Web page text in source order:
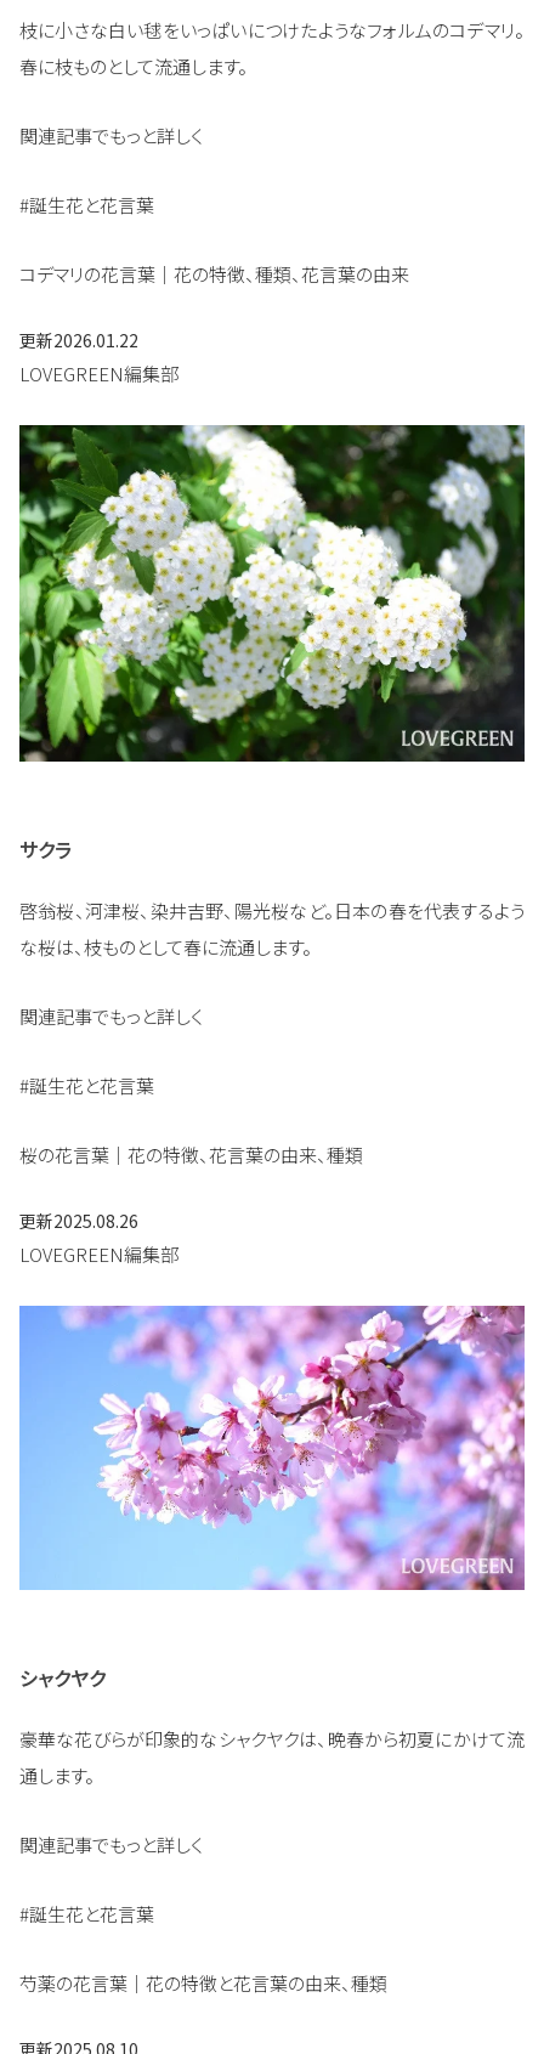
枝に小さな白い毬をいっぱいにつけたようなフォルムのコデマリ。
春に枝ものとして流通します。
関連記事でもっと詳しく
#誕生花と花言葉
コデマリの花言葉｜花の特徴、種類、花言葉の由来
更新2026.01.22
LOVEGREEN編集部
サクラ
啓翁桜、河津桜、染井吉野、陽光桜など。日本の春を代表するよう
な桜は、枝ものとして春に流通します。
関連記事でもっと詳しく
#誕生花と花言葉
桜の花言葉｜花の特徴、花言葉の由来、種類
更新2025.08.26
LOVEGREEN編集部
シャクヤク
豪華な花びらが印象的なシャクヤクは、晩春から初夏にかけて流
通します。
関連記事でもっと詳しく
#誕生花と花言葉
芍薬の花言葉｜花の特徴と花言葉の由来、種類
更新2025.08.10